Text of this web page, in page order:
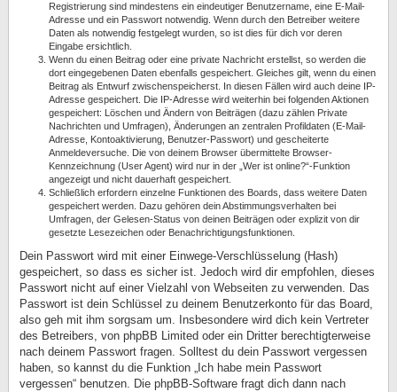
Registrierung sind mindestens ein eindeutiger Benutzername, eine E-Mail-
Adresse und ein Passwort notwendig. Wenn durch den Betreiber weitere
Daten als notwendig festgelegt wurden, so ist dies für dich vor deren
Eingabe ersichtlich.
Wenn du einen Beitrag oder eine private Nachricht erstellst, so werden die
dort eingegebenen Daten ebenfalls gespeichert. Gleiches gilt, wenn du einen
Beitrag als Entwurf zwischenspeicherst. In diesen Fällen wird auch deine IP-
Adresse gespeichert. Die IP-Adresse wird weiterhin bei folgenden Aktionen
gespeichert: Löschen und Ändern von Beiträgen (dazu zählen Private
Nachrichten und Umfragen), Änderungen an zentralen Profildaten (E-Mail-
Adresse, Kontoaktivierung, Benutzer-Passwort) und gescheiterte
Anmeldeversuche. Die von deinem Browser übermittelte Browser-
Kennzeichnung (User Agent) wird nur in der „Wer ist online?“-Funktion
angezeigt und nicht dauerhaft gespeichert.
Schließlich erfordern einzelne Funktionen des Boards, dass weitere Daten
gespeichert werden. Dazu gehören dein Abstimmungsverhalten bei
Umfragen, der Gelesen-Status von deinen Beiträgen oder explizit von dir
gesetzte Lesezeichen oder Benachrichtigungsfunktionen.
Dein Passwort wird mit einer Einwege-Verschlüsselung (Hash)
gespeichert, so dass es sicher ist. Jedoch wird dir empfohlen, dieses
Passwort nicht auf einer Vielzahl von Webseiten zu verwenden. Das
Passwort ist dein Schlüssel zu deinem Benutzerkonto für das Board,
also geh mit ihm sorgsam um. Insbesondere wird dich kein Vertreter
des Betreibers, von phpBB Limited oder ein Dritter berechtigterweise
nach deinem Passwort fragen. Solltest du dein Passwort vergessen
haben, so kannst du die Funktion „Ich habe mein Passwort
vergessen“ benutzen. Die phpBB-Software fragt dich dann nach